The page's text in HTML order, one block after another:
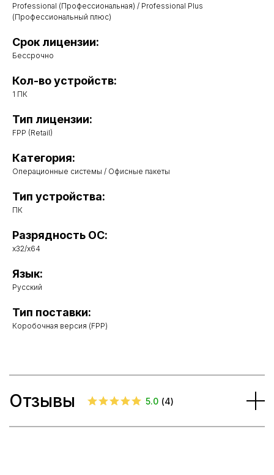
Professional (Профессиональная) / Professional Plus
(Профессиональный плюс)
Срок лицензии:
Бессрочно
Кол-во устройств:
1 ПК
Тип лицензии:
FPP (Retail)
Категория:
Операционные системы / Офисные пакеты
Тип устройства:
ПК
Разрядность ОС:
x32/x64
Язык:
Русский
Тип поставки:
Коробочная версия (FPP)
Отзывы 5.0 (4)